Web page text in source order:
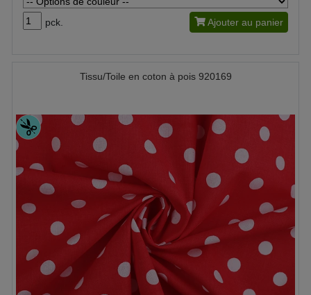
pck. Ajouter au panier
Tissu/Toile en coton à pois 920169